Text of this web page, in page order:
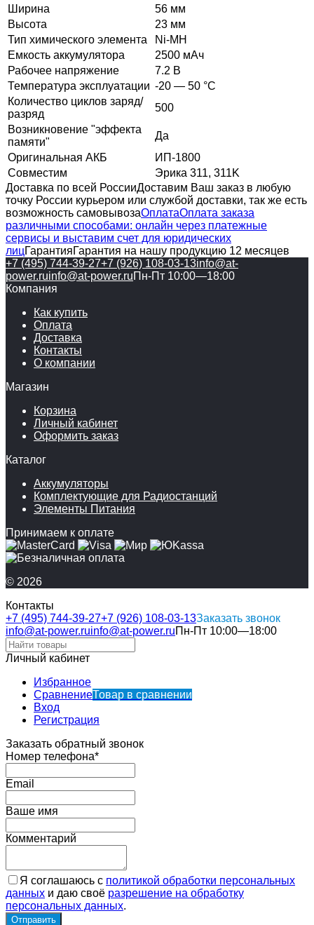
Ширина
56 мм
Высота
23 мм
Тип химического элемента
Ni-MH
Емкость аккумулятора
2500 мАч
Рабочее напряжение
7.2 В
Температура эксплуатации -20 — 50 °C
Количество циклов заряд/
разряд
500
Возникновение "эффекта
памяти"
Да
Оригинальная АКБ
ИП-1800
Совместим
Эрика 311, 311K
Доставка по всей РоссииДоставим Ваш заказ в любую
точку России курьером или службой доставки, так же есть
возможность самовывозаОплатаОплата заказа
различными способами: онлайн через платежные
сервисы и выставим счет для юридических
лицГарантияГарантия на нашу продукцию 12 месяцев
+7 (495) 744-39-27+7 (926) 108-03-13info@at-
power.ruinfo@at-power.ruПн-Пт 10:00—18:00
Компания
Как купить
Оплата
Доставка
Контакты
О компании
Магазин
Корзина
Личный кабинет
Оформить заказ
Каталог
Аккумуляторы
Комплектующие для Радиостанций
Элементы Питания
Принимаем к оплате
© 2026
Контакты
+7 (495) 744-39-27+7 (926) 108-03-13Заказать звонок
info@at-power.ruinfo@at-power.ruПн-Пт 10:00—18:00
Личный кабинет
Избранное
СравнениеТовар в сравнении
Вход
Регистрация
Заказать обратный звонок
Номер телефона*
Email
Ваше имя
Комментарий
Я соглашаюсь с политикой обработки персональных
данных и даю своё разрешение на обработку
персональных данных.